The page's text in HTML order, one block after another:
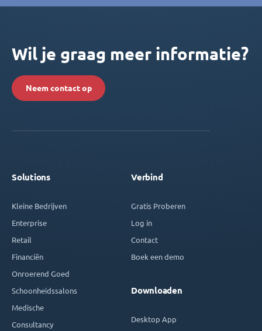
Wil je graag meer informatie?
Neem contact op
Solutions
Kleine Bedrijven
Enterprise
Retail
Financiën
Onroerend Goed
Schoonheidssalons
Medische
Consultancy
Verbind
Gratis Proberen
Log in
Contact
Boek een demo
Downloaden
Desktop App